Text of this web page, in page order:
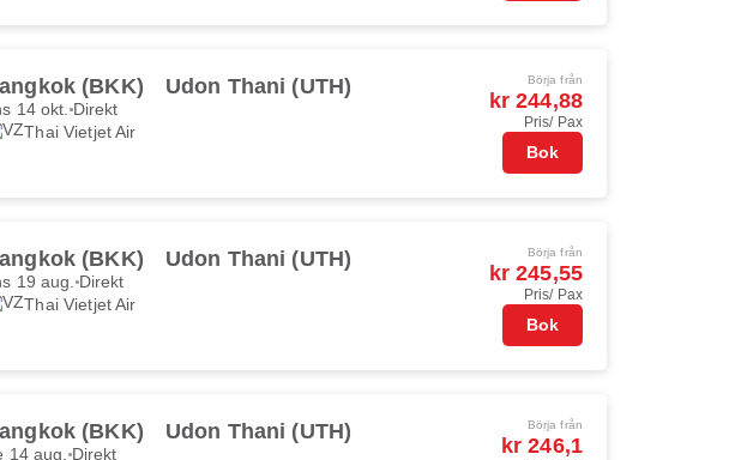
(BKK) Udon Thani (UTH)
14 okt. Direkt
Thai Vietjet Air
Börja från
kr 244,88
Pris/ Pax
Bok
(BKK) Udon Thani (UTH)
19 aug. Direkt
Thai Vietjet Air
Börja från
kr 245,55
Pris/ Pax
Bok
(BKK) Udon Thani (UTH)
14 aug. Direkt
Börja från
kr 246,1